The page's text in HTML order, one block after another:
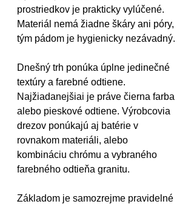
prostriedkov je prakticky vylúčené.
Materiál nemá žiadne škáry ani póry,
tým pádom je hygienicky nezávadný.
Dnešný trh ponúka úplne jedinečné
textúry a farebné odtiene.
Najžiadanejšiai je práve čierna farba
alebo pieskové odtiene. Výrobcovia
drezov ponúkajú aj batérie v
rovnakom materiáli, alebo
kombináciu chrómu a vybraného
farebného odtieňa granitu.
Základom je samozrejme pravidelné